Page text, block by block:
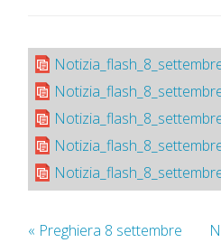
« Preghiera 8 settembre